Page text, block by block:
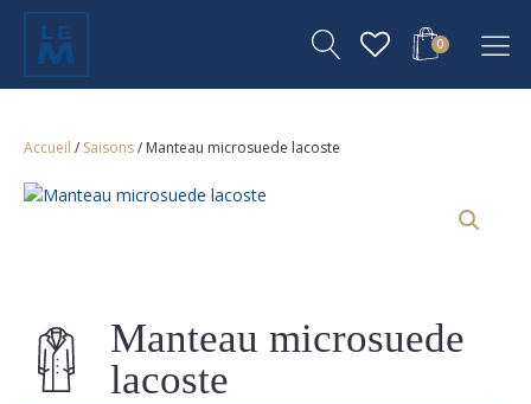
0
Accueil / Saisons/ Manteau microsuede lacoste
Manteau microsuede
lacoste